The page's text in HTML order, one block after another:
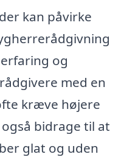
kan påvirke
og
med en
kræve højere
bidrage til at
glat og uden